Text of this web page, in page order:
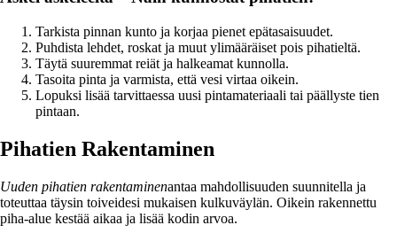
Tarkista pinnan kunto ja korjaa pienet epätasaisuudet.
Puhdista lehdet, roskat ja muut ylimääräiset pois pihatieltä.
Täytä suuremmat reiät ja halkeamat kunnolla.
Tasoita pinta ja varmista, että vesi virtaa oikein.
Lopuksi lisää tarvittaessa uusi pintamateriaali tai päällyste tien
pintaan.
Pihatien Rakentaminen
Uuden pihatien rakentaminenantaa mahdollisuuden suunnitella ja
toteuttaa täysin toiveidesi mukaisen kulkuväylän. Oikein rakennettu
piha-alue kestää aikaa ja lisää kodin arvoa.